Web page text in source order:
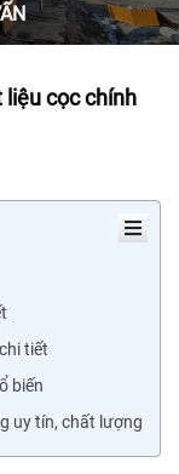
cọc chính
tiết
biến
uy tín, chất lượng